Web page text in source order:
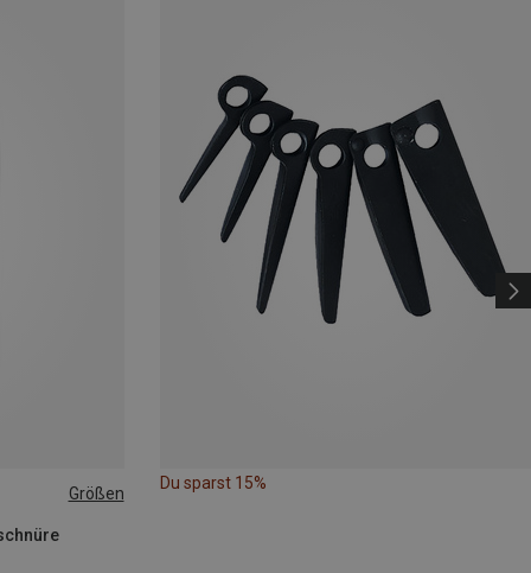
Größen
Du sparst 15%